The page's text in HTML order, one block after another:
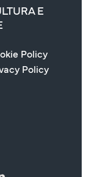
E
Policy
Policy